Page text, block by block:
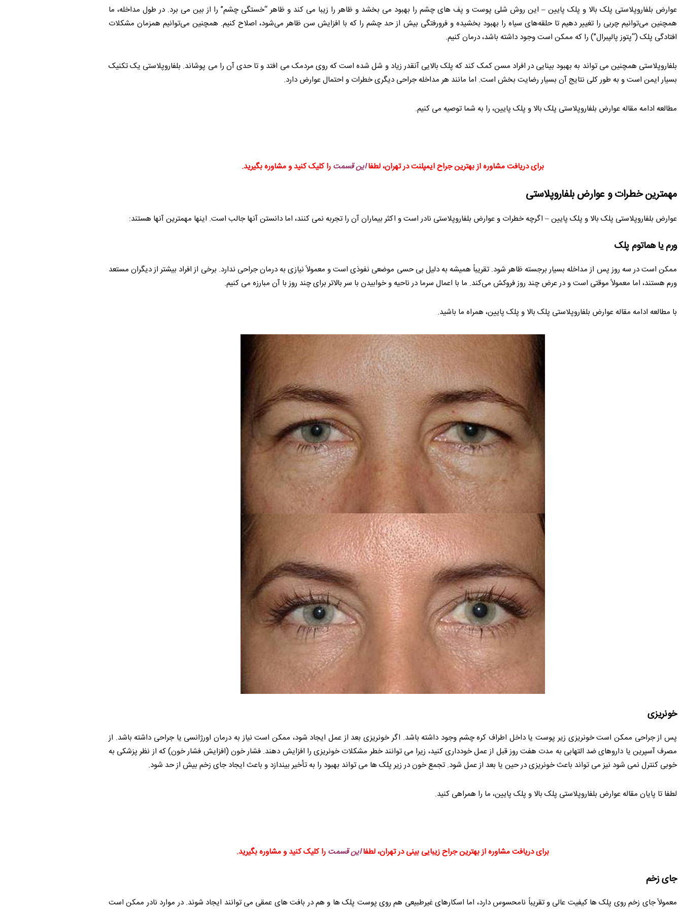
عوارض بلفاروپلاستی پلک بالا و پلک پایین – این روش شلی پوست و پف های چشم را بهبود می بخشد و ظاهر را زیبا می کند و ظاهر “خستگی چشم” را از بین می برد. در طول مداخله، ما
همچنین می‌توانیم چربی را تغییر دهیم تا حلقه‌های سیاه را بهبود بخشیده و فرورفتگی بیش از حد چشم را که با افزایش سن ظاهر می‌شود، اصلاح کنیم. همچنین می‌توانیم همزمان مشکلات
افتادگی پلک (“پتوز پالپبرال”) را که ممکن است وجود داشته باشد، درمان کنیم.
بلفاروپلاستی همچنین می تواند به بهبود بینایی در افراد مسن کمک کند که پلک بالایی آنقدر زیاد و شل شده است که روی مردمک می افتد و تا حدی آن را می پوشاند. بلفاروپلاستی یک تکنیک
بسیار ایمن است و به طور کلی نتایج آن بسیار رضایت بخش است. اما مانند هر مداخله جراحی دیگری خطرات و احتمال عوارض دارد.
مطالعه ادامه مقاله عوارض بلفاروپلاستی پلک بالا و پلک پایین، را به شما توصیه می کنیم.
برای دریافت مشاوره از بهترین جراح ایمپلنت در تهران، لطفااین قسمت را کلیک کنید و مشاوره بگیرید.
مهمترین خطرات و عوارض بلفاروپلاستی
عوارض بلفاروپلاستی پلک بالا و پلک پایین – اگرچه خطرات و عوارض بلفاروپلاستی نادر است و اکثر بیماران آن را تجربه نمی کنند، اما دانستن آنها جالب است. اینها مهمترین آنها هستند:
ورم یا هماتوم پلک
ممکن است در سه روز پس از مداخله بسیار برجسته ظاهر شود. تقریباً همیشه به دلیل بی حسی موضعی نفوذی است و معمولاً نیازی به درمان جراحی ندارد. برخی از افراد بیشتر از دیگران مستعد
ورم هستند، اما معمولاً موقتی است و در عرض چند روز فروکش می‌کند. ما با اعمال سرما در ناحیه و خوابیدن با سر بالاتر برای چند روز با آن مبارزه می کنیم.
با مطالعه ادامه مقاله عوارض بلفاروپلاستی پلک بالا و پلک پایین، همراه ما باشید.
خونریزی
پس از جراحی ممکن است خونریزی زیر پوست یا داخل اطراف کره چشم وجود داشته باشد. اگر خونریزی بعد از عمل ایجاد شود، ممکن است نیاز به درمان اورژانسی یا جراحی داشته باشد. از
مصرف آسپرین یا داروهای ضد التهابی به مدت هفت روز قبل از عمل خودداری کنید، زیرا می توانند خطر مشکلات خونریزی را افزایش دهند. فشار خون (افزایش فشار خون) که از نظر پزشکی به
خوبی کنترل نمی شود نیز می تواند باعث خونریزی در حین یا بعد از عمل شود. تجمع خون در زیر پلک ها می تواند بهبود را به تأخیر بیندازد و باعث ایجاد جای زخم بیش از حد شود.
لطفا تا پایان مقاله عوارض بلفاروپلاستی پلک بالا و پلک پایین، ما را همراهی کنید.
برای دریافت مشاوره از بهترین جراح زیبایی بینی در تهران، لطفااین قسمت را کلیک کنید و مشاوره بگیرید.
جای زخم
معمولاً جای زخم روی پلک ها کیفیت عالی و تقریباً نامحسوس دارد، اما اسکارهای غیرطبیعی هم روی پوست پلک ها و هم در بافت های عمقی می توانند ایجاد شوند. در موارد نادر ممکن است